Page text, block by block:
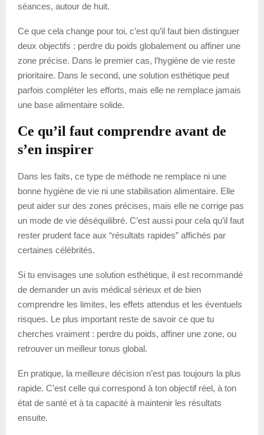
séances, autour de huit.
Ce que cela change pour toi, c’est qu’il faut bien distinguer
deux objectifs : perdre du poids globalement ou affiner une
zone précise. Dans le premier cas, l’hygiène de vie reste
prioritaire. Dans le second, une solution esthétique peut
parfois compléter les efforts, mais elle ne remplace jamais
une base alimentaire solide.
Ce qu’il faut comprendre avant de
s’en inspirer
Dans les faits, ce type de méthode ne remplace ni une
bonne hygiène de vie ni une stabilisation alimentaire. Elle
peut aider sur des zones précises, mais elle ne corrige pas
un mode de vie déséquilibré. C’est aussi pour cela qu’il faut
rester prudent face aux “résultats rapides” affichés par
certaines célébrités.
Si tu envisages une solution esthétique, il est recommandé
de demander un avis médical sérieux et de bien
comprendre les limites, les effets attendus et les éventuels
risques. Le plus important reste de savoir ce que tu
cherches vraiment : perdre du poids, affiner une zone, ou
retrouver un meilleur tonus global.
En pratique, la meilleure décision n’est pas toujours la plus
rapide. C’est celle qui correspond à ton objectif réel, à ton
état de santé et à ta capacité à maintenir les résultats
ensuite.